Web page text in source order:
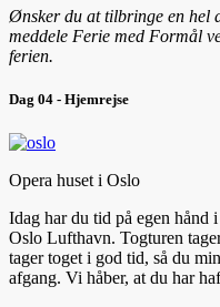
Ønsker du at tilbringe en hel
meddele Ferie med Formål
ferien.
Dag 04 - Hjemrejse
Opera huset i Oslo
Idag har du tid på egen hånd
Oslo Lufthavn. Togturen
tager toget i god tid, så du
afgang. Vi håber, at du har